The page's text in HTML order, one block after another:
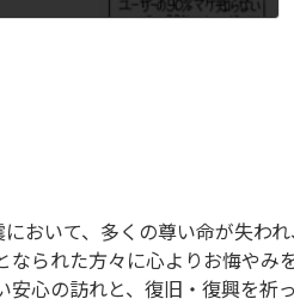
おいて、多くの尊い命が失わ
なられた方々に心よりお悔や
安心の訪れと、復旧・復興を祈